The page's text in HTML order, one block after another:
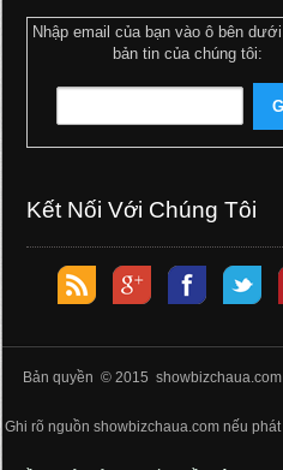
Nhập email của bạn vào ô bên
bản tin của chúng tôi:
Kết Nối Với Chúng Tôi
Bản quyền © 2015 showbizchaua.com
Ghi rõ nguồn showbizchaua.com nếu